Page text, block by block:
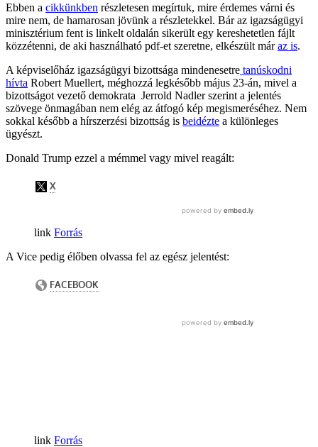
Ebben a cikkünkben részletesen megírtuk, mire érdemes várni és
mire nem, de hamarosan jövünk a részletekkel. Bár az igazságügyi
minisztérium fent is linkelt oldalán sikerült egy kereshetetlen fájlt
közzétenni, de aki használható pdf-et szeretne, elkészült máraz is.
A képviselőház igazságügyi bizottsága mindenesetre tanúskodni
hívta Robert Muellert, méghozzá legkésőbb május 23-án, mivel a
bizottságot vezető demokrata Jerrold Nadler szerint a jelentés
szövege önmagában nem elég az átfogó kép megismeréséhez. Nem
sokkal később a hírszerzési bizottság is beidézte a különleges
ügyészt.
Donald Trump ezzel a mémmel vagy mivel reagált:
Forrás
A Vice pedig élőben olvassa fel az egész jelentést:
Forrás